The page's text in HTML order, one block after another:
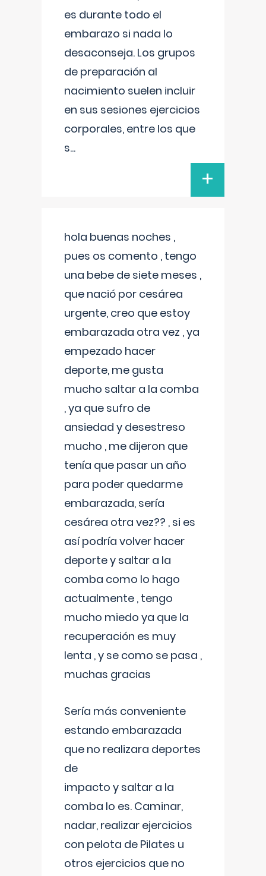
es durante todo el
embarazo si nada lo
desaconseja. Los grupos
de preparación al
nacimiento suelen incluir
en sus sesiones ejercicios
corporales, entre los que
s...
+
hola buenas noches ,
pues os comento , tengo
una bebe de siete meses ,
que nació por cesárea
urgente, creo que estoy
embarazada otra vez , ya
empezado hacer
deporte, me gusta
mucho saltar a la comba
, ya que sufro de
ansiedad y desestreso
mucho , me dijeron que
tenía que pasar un año
para poder quedarme
embarazada, sería
cesárea otra vez?? , si es
así podría volver hacer
deporte y saltar a la
comba como lo hago
actualmente , tengo
mucho miedo ya que la
recuperación es muy
lenta , y se como se pasa ,
muchas gracias
Sería más conveniente
estando embarazada
que no realizara deportes
de
impacto y saltar a la
comba lo es. Caminar,
nadar, realizar ejercicios
con pelota de Pilates u
otros ejercicios que no